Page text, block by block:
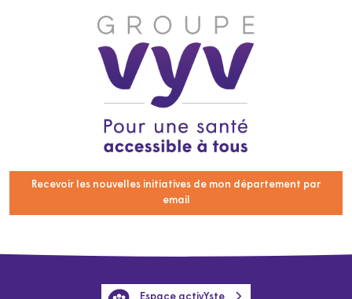
Recevoir les nouvelles initiatives de mon département par
email
Espace activYste